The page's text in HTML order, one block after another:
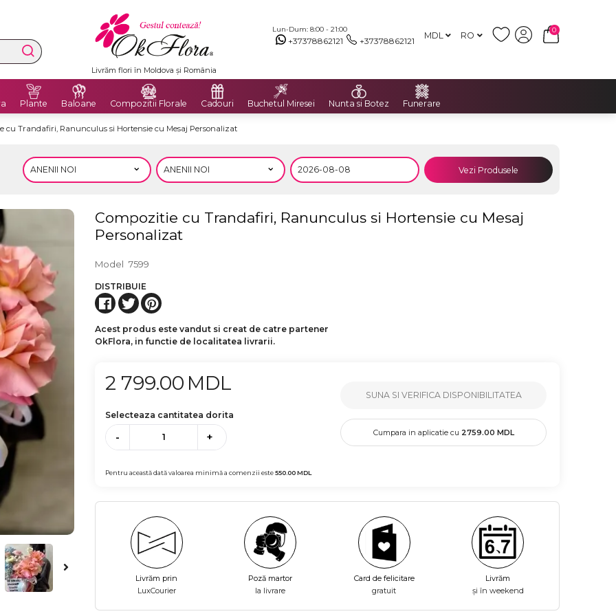
Lun-Dum: 8:00 - 21:00
+37378862121 +37378862121 MDL RO
0
Livrăm flori în Moldova și România
Plante Baloane Compozitii Florale Cadouri Buchetul Miresei Nunta si Botez Funerare
cu Trandafiri, Ranunculus si Hortensie cu Mesaj Personalizat
Vezi Produsele
Compozitie cu Trandafiri, Ranunculus si Hortensie cu Mesaj
Personalizat
Model 7599
DISTRIBUIE
Acest produs este vandut si creat de catre partener
OkFlora, in functie de localitatea livrarii.
2 799.00 MDL
Selecteaza cantitatea dorita
- +
Pentru această dată valoarea minimă a comenzii este550.00MDL
SUNA SI VERIFICA DISPONIBILITATEA
Cumpara in aplicatie cu 2759.00 MDL
Livrăm prin
LuxCourier
Poză martor
la livrare
Card de felicitare
gratuit
Livrăm
și în weekend